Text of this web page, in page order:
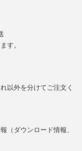
す。
以外を分けてご注文く
（ダウンロード情報、